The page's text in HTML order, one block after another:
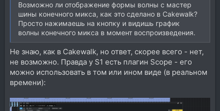
Возможно ли отображение формы волны с мастер
шины конечного микса, как это сделано в Cakewalk?
Просто нажимаешь на кнопку и видишь график
волны конечного микса в момент воспроизведения.
Не знаю, как в Cakewalk, но ответ, скорее всего - нет,
не возможно. Правда у S1 есть плагин Scope - его
можно использовать в том или ином виде (в реальном
времени):